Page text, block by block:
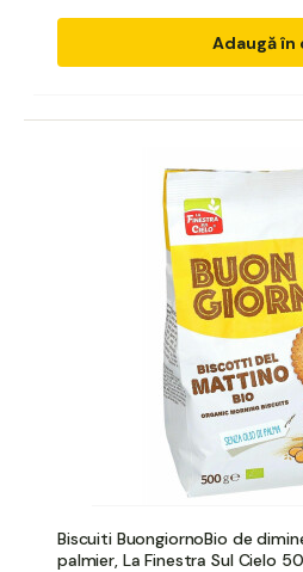
Adaugă în
Biscuiti BuongiornoBio de
palmier, La Finestra Sul Cielo